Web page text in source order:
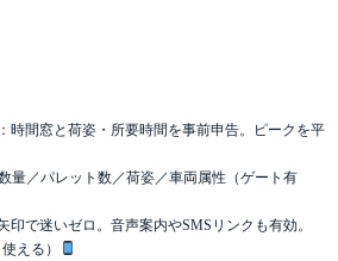
時間窓と荷姿・所要時間を事前申告。ピークを平
量／パレット数／荷姿／車両属性（ゲート有
印で迷いゼロ。音声案内やSMSリンクも有効。
える）